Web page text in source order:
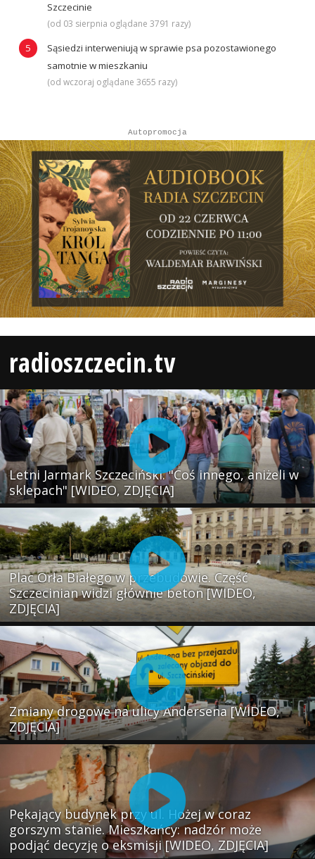
Szczecinie
(od 03 sierpnia oglądane 3791 razy)
Sąsiedzi interweniują w sprawie psa pozostawionego
samotnie w mieszkaniu
(od wczoraj oglądane 3655 razy)
Autopromocja
radioszczecin.tv
Letni Jarmark Szczeciński. "Coś innego, aniżeli w
sklepach" [WIDEO, ZDJĘCIA]
Plac Orła Białego w przebudowie. Część
Szczecinian widzi głównie beton [WIDEO,
ZDJĘCIA]
Zmiany drogowe na ulicy Andersena [WIDEO,
ZDJĘCIA]
Pękający budynek przy ul. Hożej w coraz
gorszym stanie. Mieszkańcy: nadzór może
podjąć decyzję o eksmisji [WIDEO, ZDJĘCIA]